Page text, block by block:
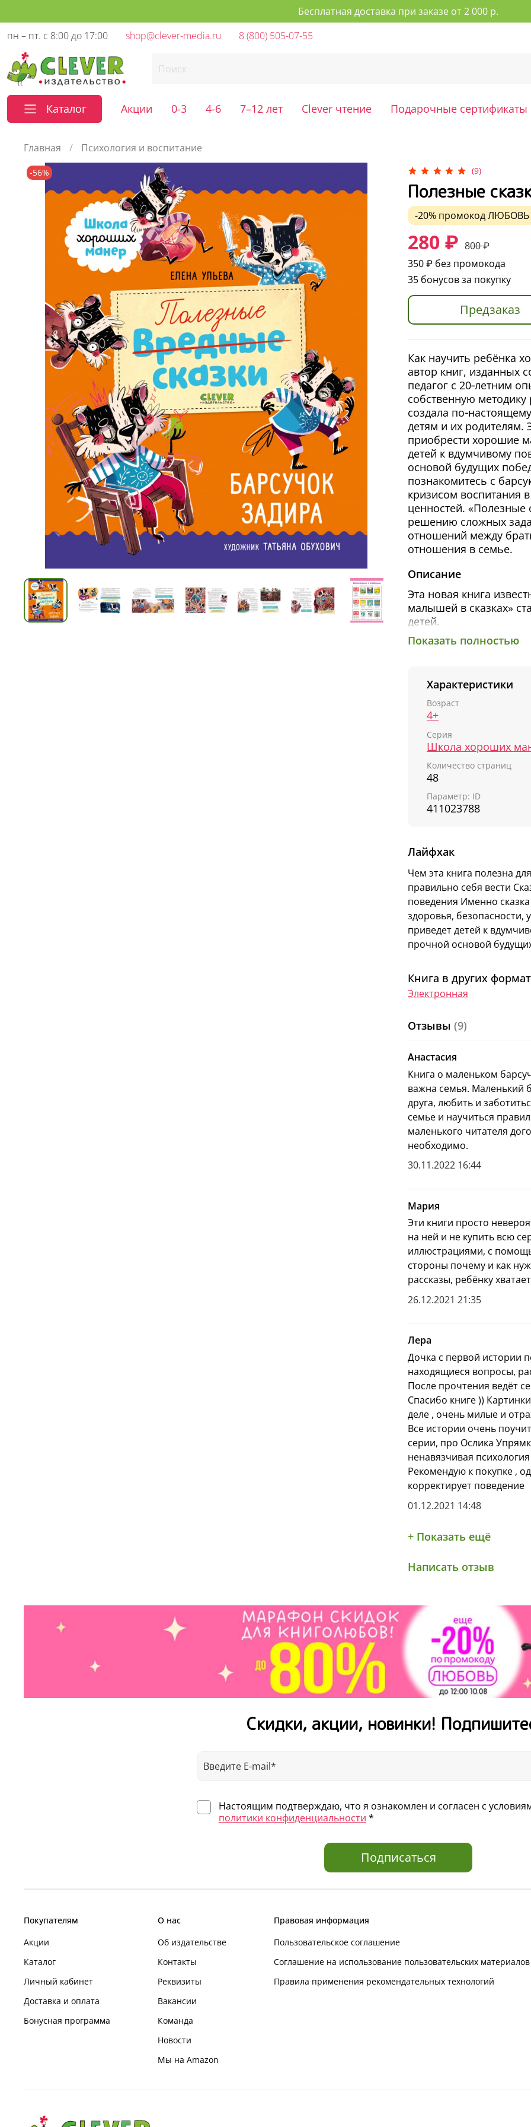
Бесплатная доставка при заказе от 2 000 р.
пн – пт. с 8:00 до 17:00
shop@clever-media.ru 8 (800) 505-07-55
Каталог Акции 0-3 4-6 7–12 лет Clever чтение Подарочные сертификаты
Главная Психология и воспитание
-56% (9)
Полезные
-20% промокодЛЮБОВЬ
280 ₽ 800 ₽
350 ₽ без промокода
35 бонусов за покупку
Предзаказ
Как научить ребёнка
автор книг, изданных
педагог с 20‑летним
собственную
создала
детям и их родителям.
приобрести хорошие
детей к вдумчивому
основой будущих
познакомитесь с
кризисом воспитания
ценностей. «Полезные
решению сложных
отношений между
отношения в семье​.
Описание
Эта новая книга
малышей в сказках»
детей.
В этой доброй книге
«Можно тысячу раз
отношения между
сказку, которая
Эта серия поможет
знание приведет
и станет прочной
него языке, как надо
поучительные
поведения в игровой
Серия «Полезные
решению сложных
Читайте также в серии:
Ослик Упрямка
как себя вести в
питаться, и
Щенок Ворчалкин
Об авторе:
совокупным тиражом 6
входит в ТОП-3 самых
мнению Книжной
опытом работы с
Специально для вас
Елены Ульевой.
Не пропустите новинки!
Чем эта книга
вести
Сказка объяснит
Именно сказка
сохранению
отношения с
Сказка приведет
жизни
Сказка станет
Показать полностью
Характеристики
Возраст
4+
Серия
Школа хороших
Количество страниц
48
Параметр: ID
411023788
Лайфхак
Чем эта книга полезна
правильно себя вести
поведения Именно
здоровья,
приведет детей к
прочной основой
Книга в других
Электронная
Отзывы (9)
Анастасия
Книга о маленьком
важна семья. Маленький
друга, любить и
семье и научиться
маленького читателя
необходимо.
30.11.2022 16:44
Мария
Эти книги просто
на ней и не купить всю
иллюстрациями, с
стороны почему и как
рассказы, ребёнку
26.12.2021 21:35
Лера
Дочка с первой истории
находящиеся вопросы,
После прочтения ведёт
Спасибо книге ))
деле , очень милые и
Все истории очень
серии, про Ослика
ненавязчивая
Рекомендую к покупке ,
корректирует поведение
01.12.2021 14:48
+ Показать ещё
Написать отзыв
Скидки, акции, новинки!
Настоящим подтверждаю, что я ознакомлен и согласен с
политики конфиденциальности *
Подписаться
Покупателям
Акции
Каталог
Личный кабинет
Доставка и оплата
Бонусная программа
О нас
Об издательстве
Контакты
Реквизиты
Вакансии
Команда
Новости
Мы на Amazon
Правовая информация
Пользовательское соглашение
Соглашение на использование пользовательских материалов
Правила применения рекомендательных технологий